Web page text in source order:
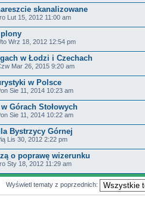
skanalizowane
Lut 15, 2012 11:00 am
Wrz 18, 2012 12:54 pm
w Łodzi i Czechach
Mar 26, 2015 9:20 am
w Polsce
Sie 11, 2014 10:23 am
Górach Stołowych
Sie 11, 2014 10:22 am
Bystrzycy Górnej
Lis 30, 2012 2:22 pm
o poprawę wizerunku
Sty 18, 2012 11:29 am
Wyświetl tematy z poprzednich: